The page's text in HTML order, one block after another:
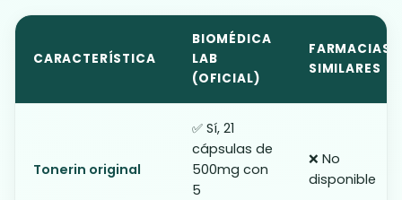
CARACTERÍSTICA
BIOMÉDICA
LAB
(OFICIAL)
FARMACIAS
SIMILARES
Tonerin original
✅ Sí, 21
cápsulas de
500mg con
5
❌ No
disponible